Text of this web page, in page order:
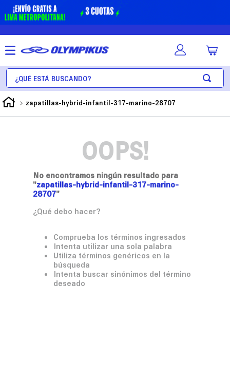
¿Qué está buscando?
zapatillas-hybrid-infantil-317-marino-28707
OOPS!
No encontramos ningún resultado para
"zapatillas-hybrid-infantil-317-marino-
28707"
¿Qué debo hacer?
Comprueba los términos ingresados
Intenta utilizar una sola palabra
Utiliza términos genéricos en la
búsqueda
Intenta buscar sinónimos del término
deseado